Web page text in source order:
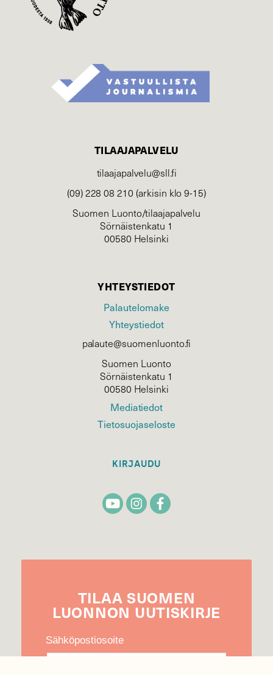
TILAAJAPALVELU
tilaajapalvelu@sll.fi
(09) 228 08 210 (arkisin klo 9-15)
Suomen Luonto/tilaajapalvelu
Sörnäistenkatu 1
00580 Helsinki
YHTEYSTIEDOT
Palautelomake
Yhteystiedot
palaute@suomenluonto.fi
Suomen Luonto
Sörnäistenkatu 1
00580 Helsinki
Mediatiedot
Tietosuojaseloste
KIRJAUDU
TILAA SUOMEN
LUONNON UUTIS­KIRJE
Sähköpostiosoite